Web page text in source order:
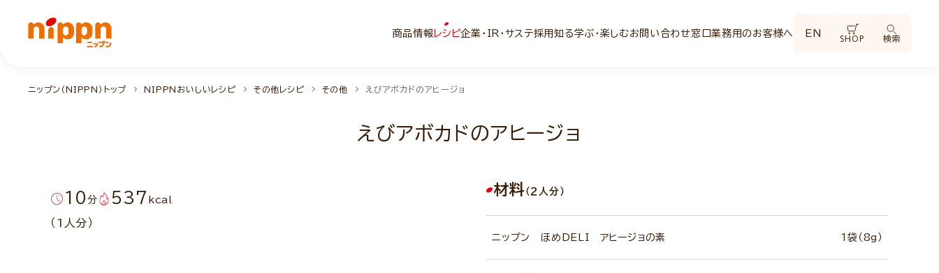
商品情報 レシピ企業・IR・サステ採用知る学ぶ・楽しむお問い合わせ窓口業務用のお客様へ EN SHOP 検索
ニップン（NIPPN）トップ NIPPNおいしいレシピ その他レシピ その他 えびアボカドのアヒージョ
えびアボカドのアヒージョ
10 分 537 kcal
（1人分）
材料 （２人分）
ニップン ほめDELI アヒージョの素 1袋（8g）